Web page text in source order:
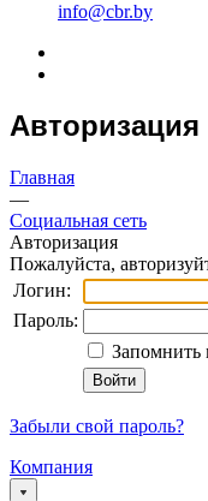
info@cbr.by
Авторизация
Главная
—
Социальная сеть
Авторизация
Пожалуйста,
Логин:
Пароль:
Запомнить
Забыли свой пароль?
Компания